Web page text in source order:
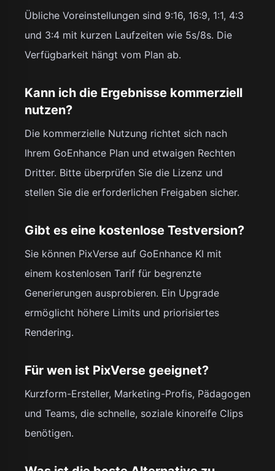
Übliche Voreinstellungen sind 9:16, 16:9, 1:1, 4:3
und 3:4 mit kurzen Laufzeiten wie 5s/8s. Die
Verfügbarkeit hängt vom Plan ab.
Kann ich die Ergebnisse kommerziell
nutzen?
Die kommerzielle Nutzung richtet sich nach
Ihrem GoEnhance Plan und etwaigen Rechten
Dritter. Bitte überprüfen Sie die Lizenz und
stellen Sie die erforderlichen Freigaben sicher.
Gibt es eine kostenlose Testversion?
Sie können PixVerse auf GoEnhance KI mit
einem kostenlosen Tarif für begrenzte
Generierungen ausprobieren. Ein Upgrade
ermöglicht höhere Limits und priorisiertes
Rendering.
Für wen ist PixVerse geeignet?
Kurzform-Ersteller, Marketing-Profis, Pädagogen
und Teams, die schnelle, soziale kinoreife Clips
benötigen.